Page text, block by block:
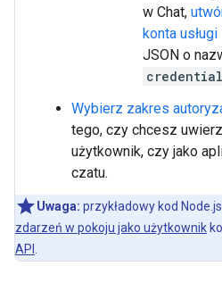
w Chat,
konta usługi
JSON o
Wybierz zakres
tego, czy chcesz
użytkownik, czy jako
czatu.
Uwaga: przykładowy kod
zdarzeń w pokoju jako użytkownik
API